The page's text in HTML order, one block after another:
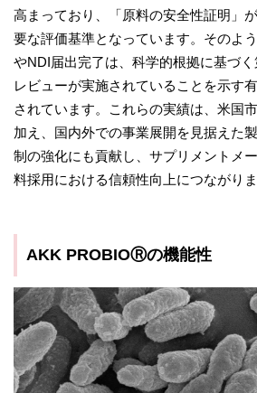
高まっており、「原料の安全性証明」
要な評価基準となっています。そのよ
やNDI届出完了は、科学的根拠に基づ
レビューが実施されていることを示す
されています。これらの実績は、米国
加え、国内外での事業展開を見据えた
制の強化にも貢献し、サプリメントメ
料採用における信頼性向上につながりま
AKK PROBIOⓇの機能性